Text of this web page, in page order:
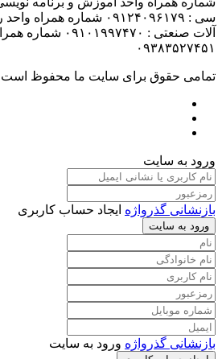
سی : ۰۹۱۲۴۰۹۶۱۷۹ شماره
آلات صنعتی :
۰۹۳۸۳۵۲۷۴۵۱
تمامی حقوق برای سایت ما محفوظ
ورود به سایت
بازنشانی گذرواژه ایجاد حساب کاربری
ورود به سایت
بازنشانی گذرواژه ورود به سایت